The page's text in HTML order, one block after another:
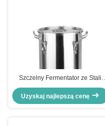
Szczelny Fermentator ze Stali
Nierdzewnej 60l do Domowego
Warzenia Piwa 1bbl Brite Tank
Uzyskaj najlepszą cenę